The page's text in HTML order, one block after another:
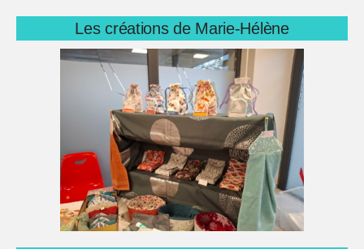
Les créations de Marie-Hélène